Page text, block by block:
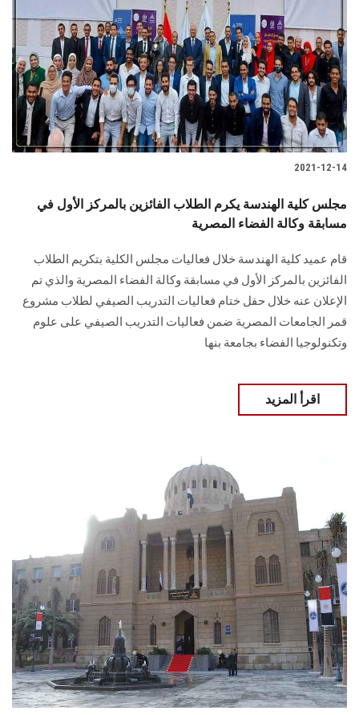
2021-12-14
مجلس كلية الهندسة يكرم الطلاب الفائزين بالمركز الأول في
مسابقة وكالة الفضاء المصرية
قام عميد كلية الهندسة خلال فعاليات مجلس الكلية بتكريم الطلاب
الفائزين بالمركز الأول في مسابقة وكالة الفضاء المصرية والذي تم
الإعلان عنه خلال حفل ختام فعاليات التدريب الصيفي لطلاب مشروع
قمر الجامعات المصرية ضمن فعاليات التدريب الصيفي على علوم
وتكنولوجيا الفضاء بجامعة بنها
اقرأ المزيد